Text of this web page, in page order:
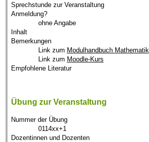
Sprechstunde zur Veranstaltung
Anmeldung?
ohne Angabe
Inhalt
Bemerkungen
Link zum Modulhandbuch Mathematik
Link zum Moodle-Kurs
Empfohlene Literatur
Übung zur Veranstaltung
Nummer der Übung
0114xx+1
Dozentinnen und Dozenten